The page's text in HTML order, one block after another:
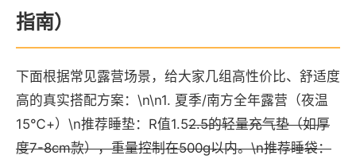
指南）
下面根据常见露营场景，给大家几组高性价比、舒适度
高的真实搭配方案：\n\n1. 夏季/南方全年露营（夜温
15℃+）\n推荐睡垫：R值1.52.5的轻量充气垫（如厚
度7-8cm款），重量控制在500g以内。\n推荐睡袋：